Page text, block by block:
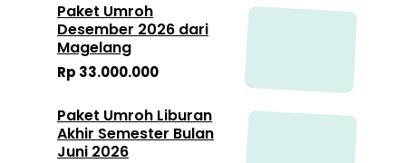
Paket Umroh
Desember 2026 dari
Magelang
Rp 33.000.000
Paket Umroh Liburan
Akhir Semester Bulan
Juni 2026